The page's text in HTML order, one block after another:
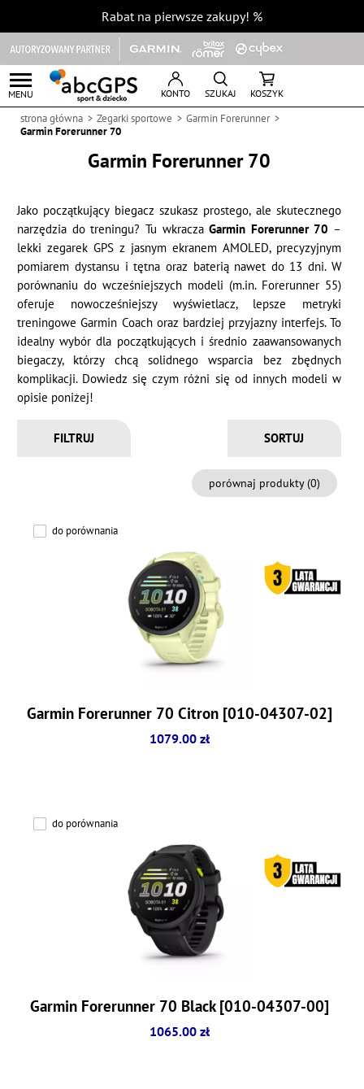
Rabat na pierwsze zakupy! %
MENU KONTO SZUKAJ KOSZYK
strona główna Zegarki sportowe
Garmin Forerunner
Garmin Forerunner 70
Garmin Forerunner 70
Jako początkujący biegacz szukasz prostego, ale skutecznego
narzędzia do treningu? Tu wkraczaGarmin Forerunner 70 –
lekki zegarek GPS z jasnym ekranem AMOLED, precyzyjnym
pomiarem dystansu i tętna oraz baterią nawet do 13 dni. W
porównaniu do wcześniejszych modeli (m.in. Forerunner 55)
oferuje nowocześniejszy wyświetlacz, lepsze metryki
treningowe Garmin Coach oraz bardziej przyjazny interfejs. To
idealny wybór dla początkujących i średnio zaawansowanych
biegaczy, którzy chcą solidnego wsparcia bez zbędnych
komplikacji. Dowiedz się czym różni się od innych modeli w
opisie poniżej!
FILTRUJ
porównaj produkty (0)
do porównania
Garmin Forerunner 70 Citron [010-04307-02]
1079.00 zł
do porównania
Garmin Forerunner 70 Black [010-04307-00]
1065.00 zł